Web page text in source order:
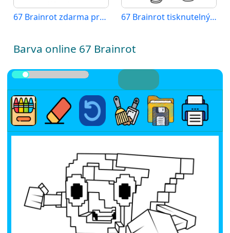
67 Brainrot zdarma pro děti 67 Brainrot tisknutelný obrázek
Barva online 67 Brainrot